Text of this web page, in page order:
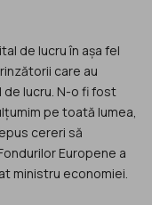
de lucru în așa fel
care au
lucru. N-o fi fost
pe toată lumea,
cereri să
Europene a
ministru economiei.